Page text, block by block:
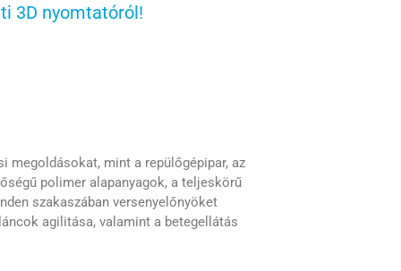
3D nyomtatóról!
megoldásokat, mint a repülőgépipar, az
polimer alapanyagok, a teljeskörű
szakaszában versenyelőnyöket
agilitása, valamint a betegellátás